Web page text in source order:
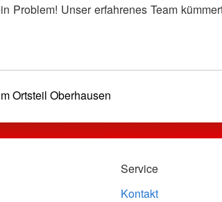
Problem! Unser erfahrenes Team
Ortsteil Oberhausen
Service
Kontakt